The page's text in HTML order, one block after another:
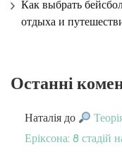
Как выбрать
отдыха и
Останні
Наталія до
Еріксона: 8